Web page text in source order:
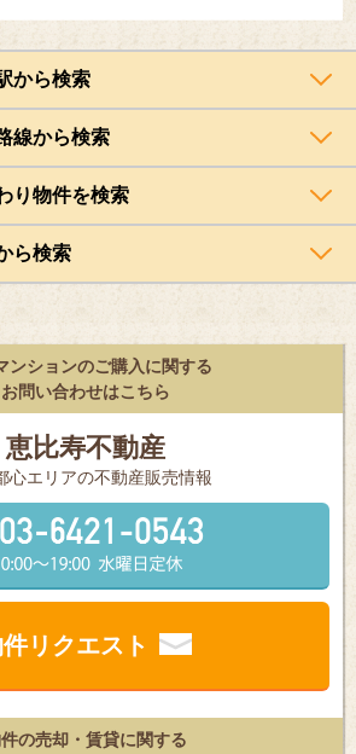
から検索
線から検索
り物件を検索
ら検索
ンションのご購入に関する
お問い合わせはこちら
恵比寿不動産
⼼エリアの不動産販売情報
リクエスト
の売却・賃貸に関する